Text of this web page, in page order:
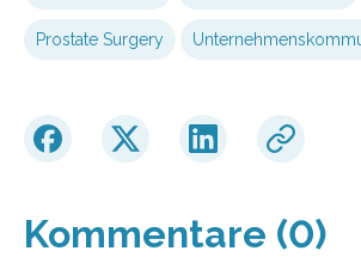
Prostate Surgery
Kommentare (0)